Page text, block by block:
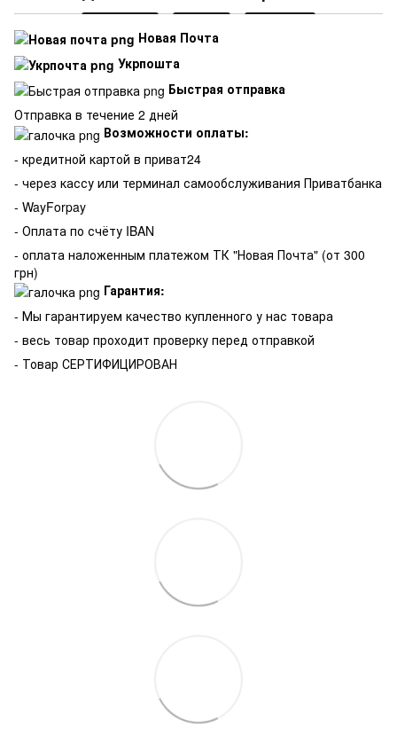
Новая Почта
Укрпошта
Быстрая отправка
Отправка в течение 2 дней
Возможности оплаты:
- кредитной картой в приват24
- через кассу или терминал самообслуживания Приватбанка
- WayForpay
- Оплата по счёту IBAN
- оплата наложенным платежом ТК "Новая Почта" (от 300
грн)
Гарантия:
- Мы гарантируем качество купленного у нас товара
- весь товар проходит проверку перед отправкой
- Товар СЕРТИФИЦИРОВАН